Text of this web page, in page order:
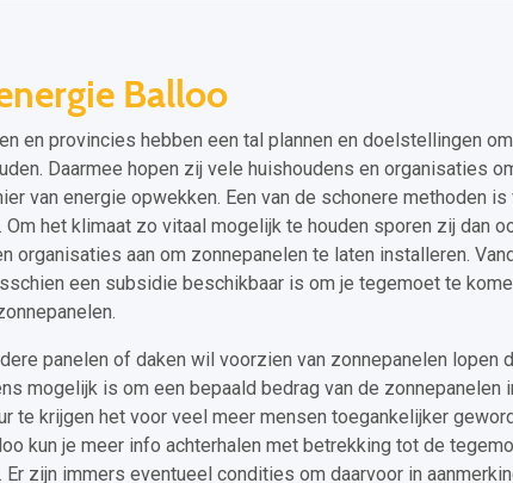
Balloo
en provincies hebben een tal plannen en doelstellingen
Daarmee hopen zij vele huishoudens en organisaties
van energie opwekken. Een van de schonere methoden
Om het klimaat zo vitaal mogelijk te houden sporen zij dan
organisaties aan om zonnepanelen te laten installeren.
een subsidie beschikbaar is om je tegemoet te
panelen of daken wil voorzien van zonnepanelen lopen
mogelijk is om een bepaald bedrag van de zonnepanelen
te krijgen het voor veel meer mensen toegankelijker
kun je meer info achterhalen met betrekking tot de
Er zijn immers eventueel condities om daarvoor in